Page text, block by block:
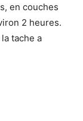
en couches
2 heures.
tache a